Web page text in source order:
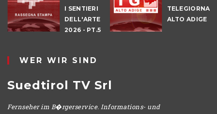
I SENTIERI
DELL'ARTE
2026 - PT.5
ALTO ADIGE
WER WIR SIND
Suedtirol TV Srl
Fernseher im B�rgerservice. Informations- und